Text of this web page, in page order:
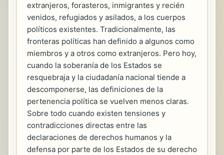
extranjeros, forasteros, inmigrantes y recién
venidos, refugiados y asilados, a los cuerpos
políticos existentes. Tradicionalmente, las
fronteras políticas han definido a algunos como
miembros y a otros como extranjeros. Pero hoy,
cuando la soberanía de los Estados se
resquebraja y la ciudadanía nacional tiende a
descomponerse, las definiciones de la
pertenencia política se vuelven menos claras.
Sobre todo cuando existen tensiones y
contradicciones directas entre las
declaraciones de derechos humanos y la
defensa por parte de los Estados de su derecho